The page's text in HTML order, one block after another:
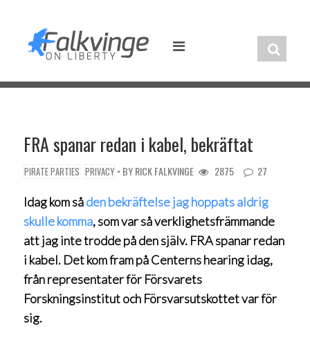
content
FRA spanar redan i kabel, bekräftat
PIRATE PARTIES PRIVACY • BYRICK FALKVINGE 2875 27
Idag kom såden bekräftelse jag hoppats aldrig
skulle komma, som var så verklighetsfrämmande
att jag inte trodde på den själv. FRA spanar redan
i kabel. Det kom fram på Centerns hearing idag,
från representater för Försvarets
Forskningsinstitut och Försvarsutskottet var för
sig.